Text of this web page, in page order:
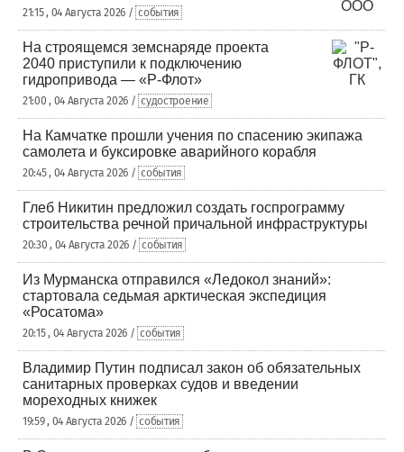
21:15 , 04 Августа 2026 / события
На строящемся земснаряде проекта
2040 приступили к подключению
гидропривода — «Р-Флот»
21:00 , 04 Августа 2026 / судостроение
На Камчатке прошли учения по спасению экипажа
самолета и буксировке аварийного корабля
20:45 , 04 Августа 2026 / события
Глеб Никитин предложил создать госпрограмму
строительства речной причальной инфраструктуры
20:30 , 04 Августа 2026 / события
Из Мурманска отправился «Ледокол знаний»:
стартовала седьмая арктическая экспедиция
«Росатома»
20:15 , 04 Августа 2026 / события
Владимир Путин подписал закон об обязательных
санитарных проверках судов и введении
мореходных книжек
19:59 , 04 Августа 2026 / события